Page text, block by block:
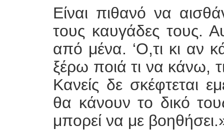
Είναι πιθανό να
τους καυγάδες τους.
από μένα. ‘Ο,τι κι αν
ξέρω ποιά τι να κάνω,
Κανείς δε σκέφτεται
θα κάνουν το δικό
μπορεί να με